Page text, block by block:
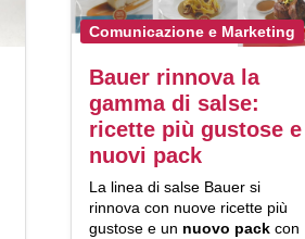
Comunicazione e Marketing
Bauer rinnova la
gamma di salse:
ricette più gustose e
nuovi pack
La linea di salse Bauer si
rinnova con nuove ricette più
gustose e un nuovo packcon